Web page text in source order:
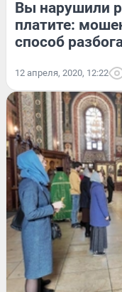
Вы нарушили
платите:
способ
12 апреля, 2020, 12:22